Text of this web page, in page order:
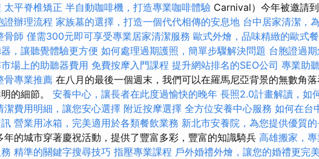
太平脊椎矯正 半自動咖啡機，打造專業咖啡體驗 Carnival）今年被邀請
證辦理流程 家族墓的選擇，打造一個代代相傳的安息地 台中居家清潔，
骨師 僅需300元即可享受專業居家清潔服務 歐式外燴，品味精緻的歐式
，讓聽覺體驗更方便 如何處理過期護照，簡單步驟解決問題 台胞證過
場上的助聽器費用 免費按摩入門課程 提升網站排名的SEO公司 專業助
骨專業推薦 在八月的最後一個週末，我們可以在羅馬尼亞背景的無數角
的細節。 安養中心，讓長者在此度過愉快的晚年 長照2.0計畫解讀，如
潔費用明細，讓您安心選擇 附近按摩選擇 全方位安養中心服務 如何在台
營業用冰箱，完美適用於各類餐飲業務 新北市安養院，為您提供優質
年的城市穿著慶祝活動，提供了豐富多彩，豐富的知識騎兵 高雄搬家，
精準的關鍵字搜尋技巧 指壓專業課程 戶外婚禮外燴，讓您的婚禮更完美